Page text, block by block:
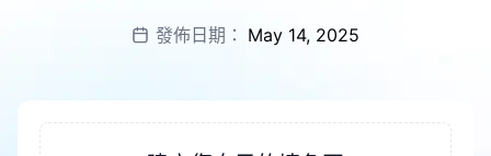
發佈日期： May 14, 2025